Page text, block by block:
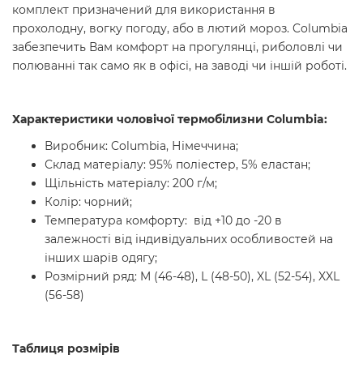
комплект призначений для використання в
прохолодну, вогку погоду, або в лютий мороз. Columbia
забезпечить Вам комфорт на прогулянці, риболовлі чи
полюванні так само як в офісі, на заводі чи іншій роботі.
Характеристики чоловічої термобілизни Columbia:
Виробник: Columbia, Німеччина;
Склад матеріалу: 95% поліестер, 5% еластан;
Щільність матеріалу: 200 г/м;
Колір: чорний;
Температура комфорту: від +10 до -20 в
залежності від індивідуальних особливостей на
інших шарів одягу;
Розмірний ряд: M (46-48), L (48-50), XL (52-54), XXL
(56-58)
Таблиця розмірів